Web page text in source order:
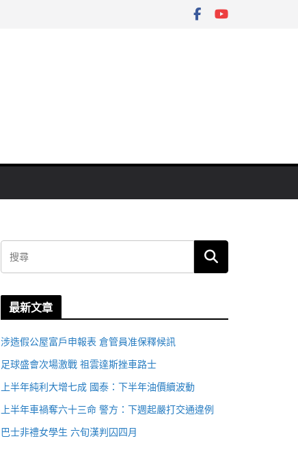
最新文章
涉造假公屋富戶申報表 倉管員准保釋候訊
足球盛會次場激戰 祖雲達斯挫車路士
上半年純利大增七成 國泰：下半年油價續波動
上半年車禍奪六十三命 警方：下週起嚴打交通違例
巴士非禮女學生 六旬漢判囚四月